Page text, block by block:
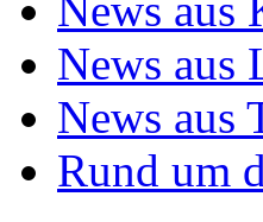
News aus
News aus
Rund um